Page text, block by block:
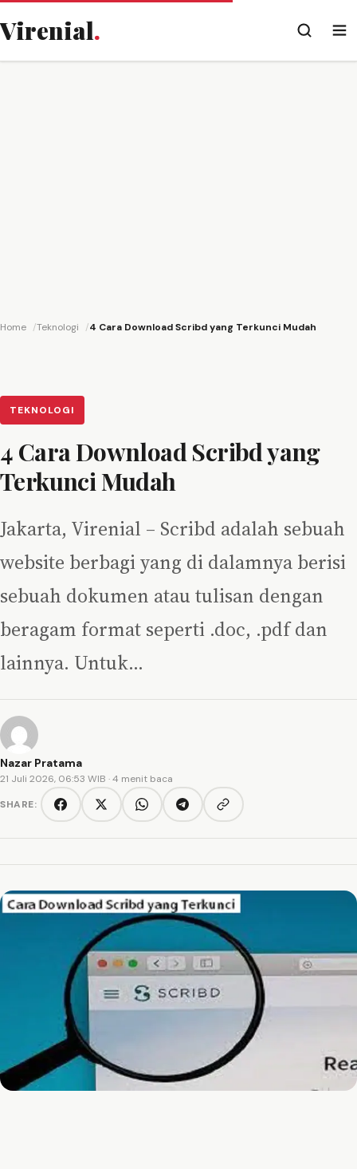
Virenial.
Home Teknologi 4 Cara Download Scribd yang Terkunci Mudah
TEKNOLOGI
4 Cara Download Scribd yang
Terkunci Mudah
Jakarta, Virenial – Scribd adalah sebuah
website berbagi yang di dalamnya berisi
sebuah dokumen atau tulisan dengan
beragam format seperti .doc, .pdf dan
lainnya. Untuk…
Nazar Pratama
21 Juli 2026, 06:53 WIB · 4 menit baca
SHARE:
FacebookTwitter/XWhatsAppTelegramCopy link